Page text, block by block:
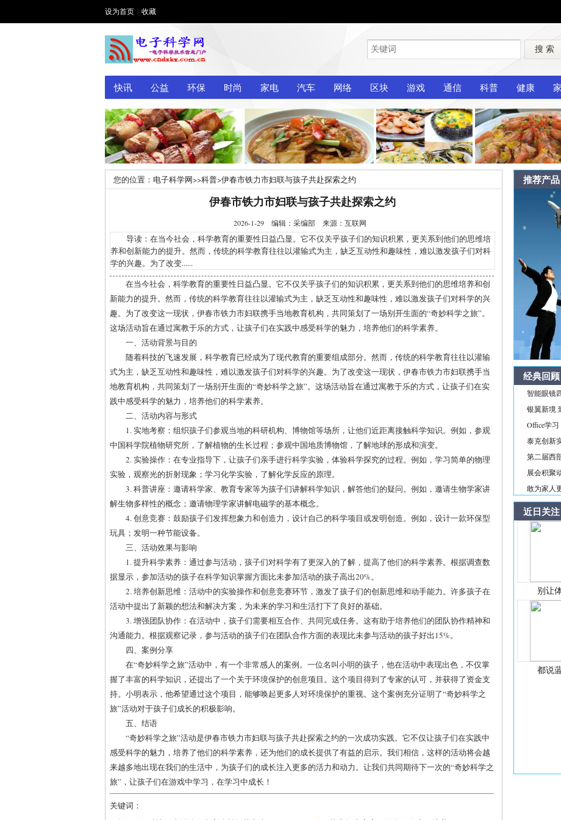
设为首页 收藏
搜 索
快讯 公益 环保 时尚 家电 汽车 网络 区块 游戏 通信 科普 健康
您的位置： 电子科学网>>科普>伊春市铁力市妇联与孩子共赴探索之约
伊春市铁力市妇联与孩子共赴探索之约
2026-1-29 编辑：采编部 来源：互联网
导读：在当今社会，科学教育的重要性日益凸显。它不仅关乎孩子们的知识积累，更关系到他们的思维培
养和创新能力的提升。然而，传统的科学教育往往以灌输式为主，缺乏互动性和趣味性，难以激发孩子们对科
学的兴趣。为了改变......
在当今社会，科学教育的重要性日益凸显。它不仅关乎孩子们的知识积累，更关系到他们的思维培养和创
新能力的提升。然而，传统的科学教育往往以灌输式为主，缺乏互动性和趣味性，难以激发孩子们对科学的兴
趣。为了改变这一现状，伊春市铁力市妇联携手当地教育机构，共同策划了一场别开生面的“奇妙科学之旅”。
这场活动旨在通过寓教于乐的方式，让孩子们在实践中感受科学的魅力，培养他们的科学素养。
一、活动背景与目的
随着科技的飞速发展，科学教育已经成为了现代教育的重要组成部分。然而，传统的科学教育往往以灌输
式为主，缺乏互动性和趣味性，难以激发孩子们对科学的兴趣。为了改变这一现状，伊春市铁力市妇联携手当
地教育机构，共同策划了一场别开生面的“奇妙科学之旅”。这场活动旨在通过寓教于乐的方式，让孩子们在实
践中感受科学的魅力，培养他们的科学素养。
二、活动内容与形式
1. 实地考察：组织孩子们参观当地的科研机构、博物馆等场所，让他们近距离接触科学知识。例如，参观
中国科学院植物研究所，了解植物的生长过程；参观中国地质博物馆，了解地球的形成和演变。
2. 实验操作：在专业指导下，让孩子们亲手进行科学实验，体验科学探究的过程。例如，学习简单的物理
实验，观察光的折射现象；学习化学实验，了解化学反应的原理。
3. 科普讲座：邀请科学家、教育专家等为孩子们讲解科学知识，解答他们的疑问。例如，邀请生物学家讲
解生物多样性的概念；邀请物理学家讲解电磁学的基本概念。
4. 创意竞赛：鼓励孩子们发挥想象力和创造力，设计自己的科学项目或发明创造。例如，设计一款环保型
玩具；发明一种节能设备。
三、活动效果与影响
1. 提升科学素养：通过参与活动，孩子们对科学有了更深入的了解，提高了他们的科学素养。根据调查数
据显示，参加活动的孩子在科学知识掌握方面比未参加活动的孩子高出20%。
2. 培养创新思维：活动中的实验操作和创意竞赛环节，激发了孩子们的创新思维和动手能力。许多孩子在
活动中提出了新颖的想法和解决方案，为未来的学习和生活打下了良好的基础。
3. 增强团队协作：在活动中，孩子们需要相互合作、共同完成任务。这有助于培养他们的团队协作精神和
沟通能力。根据观察记录，参与活动的孩子们在团队合作方面的表现比未参与活动的孩子好出15%。
四、案例分享
在“奇妙科学之旅”活动中，有一个非常感人的案例。一位名叫小明的孩子，他在活动中表现出色，不仅掌
握了丰富的科学知识，还提出了一个关于环境保护的创意项目。这个项目得到了专家的认可，并获得了资金支
持。小明表示，他希望通过这个项目，能够唤起更多人对环境保护的重视。这个案例充分证明了“奇妙科学之
旅”活动对于孩子们成长的积极影响。
五、结语
“奇妙科学之旅”活动是伊春市铁力市妇联与孩子共赴探索之约的一次成功实践。它不仅让孩子们在实践中
感受科学的魅力，培养了他们的科学素养，还为他们的成长提供了有益的启示。我们相信，这样的活动将会越
来越多地出现在我们的生活中，为孩子们的成长注入更多的活力和动力。让我们共同期待下一次的“奇妙科学之
旅”，让孩子们在游戏中学习，在学习中成长！
关键词：
推荐产品
经典回顾
智能眼镜
银翼新境
Office学
泰克创新
第二届西
展会积聚
敢为家人
近日关注
别让
都说